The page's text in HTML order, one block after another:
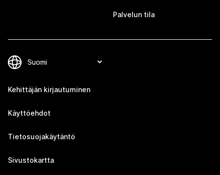
Palvelun tila
Kehittäjän kirjautuminen
Käyttöehdot
Tietosuojakäytäntö
Sivustokartta